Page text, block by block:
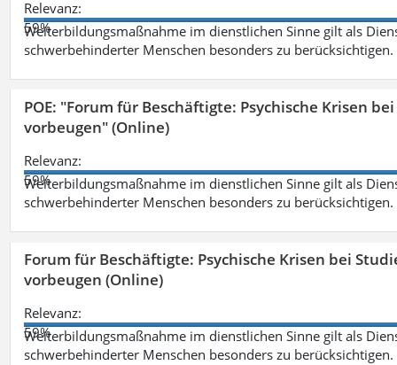
Relevanz:
59%
Weiterbildungsmaßnahme im dienstlichen Sinne gilt als
schwerbehinderter Menschen besonders zu berücksichtigen.
POE: "Forum für Beschäftigte: Psychische Krisen
vorbeugen" (Online)
Relevanz:
59%
Weiterbildungsmaßnahme im dienstlichen Sinne gilt als
schwerbehinderter Menschen besonders zu berücksichtigen.
Forum für Beschäftigte: Psychische Krisen bei
vorbeugen (Online)
Relevanz:
59%
Weiterbildungsmaßnahme im dienstlichen Sinne gilt als
schwerbehinderter Menschen besonders zu berücksichtigen.